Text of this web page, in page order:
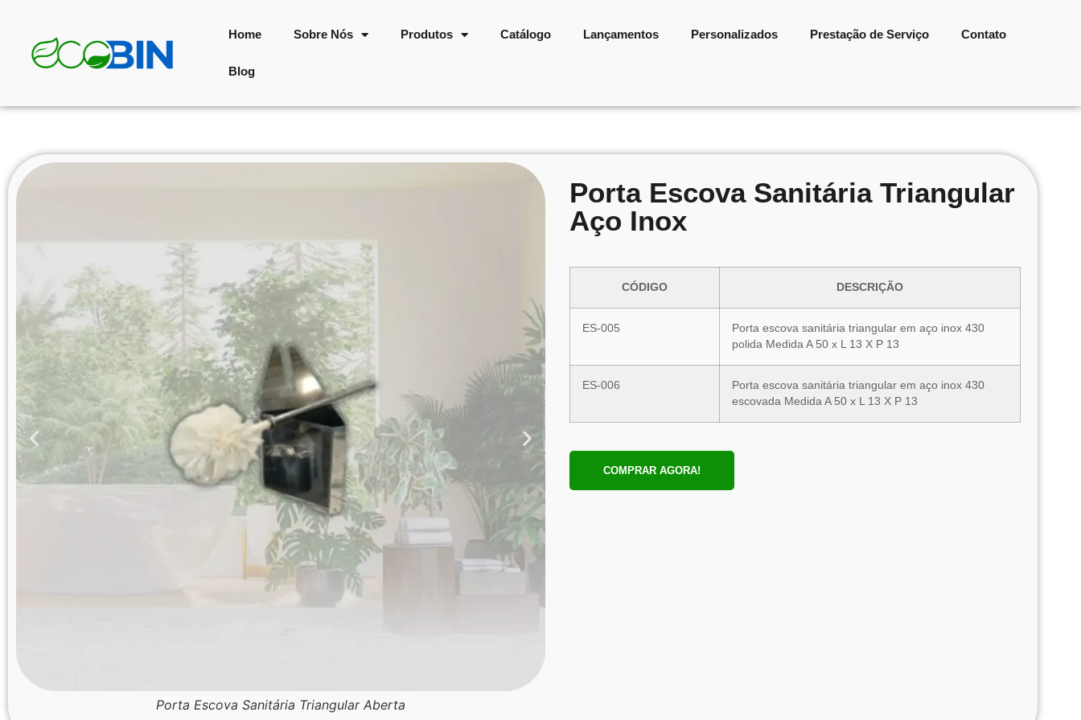
Home Sobre Nós Produtos Catálogo Lançamentos Personalizados Prestação de Serviço Contato
Blog
Porta Escova Sanitária Triangular Aberta
Porta Escova Sanitária Triangular
Aço Inox
CÓDIGO DESCRIÇÃO
ES-005
Porta escova sanitária triangular em aço inox 430
polida Medida A 50 x L 13 X P 13
ES-006
Porta escova sanitária triangular em aço inox 430
escovada Medida A 50 x L 13 X P 13
COMPRAR AGORA!